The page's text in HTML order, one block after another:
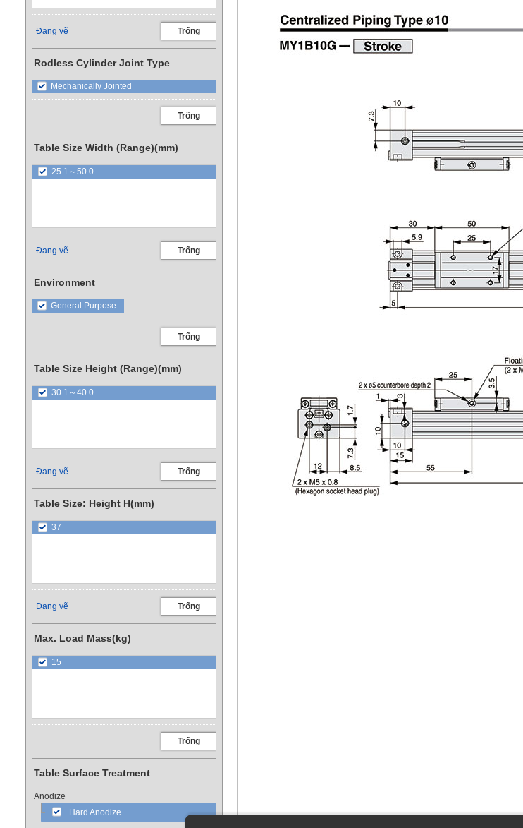
Đang vẽ Trống
Rodless Cylinder Joint Type
Mechanically Jointed
Trống
Table Size Width (Range)(mm)
25.1～50.0
Đang vẽ Trống
Environment
General Purpose
Trống
Table Size Height (Range)(mm)
30.1～40.0
Đang vẽ Trống
Table Size: Height H(mm)
37
Đang vẽ Trống
Max. Load Mass(kg)
15
Trống
Table Surface Treatment
Anodize
Hard Anodize